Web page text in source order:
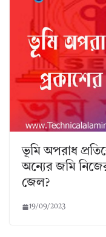
ভূমি অপরাধ
অন্যের জমি
জেল?
19/09/2023